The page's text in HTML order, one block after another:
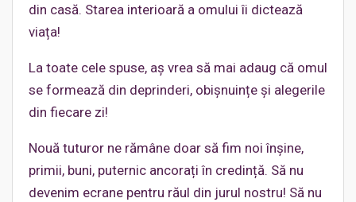
din casă. Starea interioară a omului îi dictează
viața!
La toate cele spuse, aș vrea să mai adaug că omul
se formează din deprinderi, obișnuințe și alegerile
din fiecare zi!
Nouă tuturor ne rămâne doar să fim noi înșine,
primii, buni, puternic ancorați în credință. Să nu
devenim ecrane pentru răul din jurul nostru! Să nu